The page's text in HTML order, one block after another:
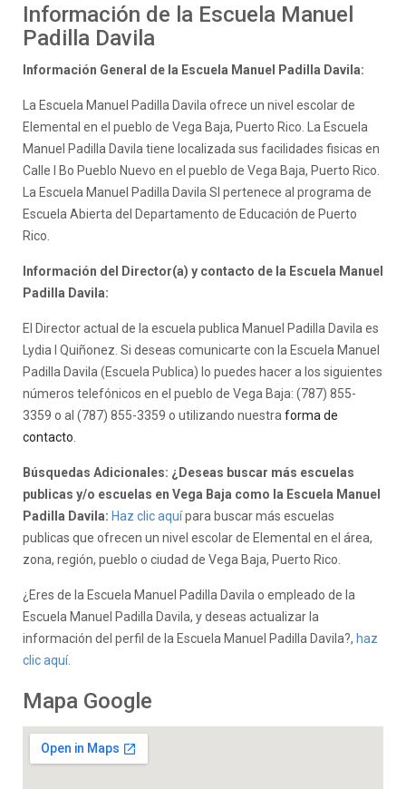
Información de la Escuela Manuel
Padilla Davila
Información General de la Escuela Manuel Padilla Davila:
La Escuela Manuel Padilla Davila ofrece un nivel escolar de
Elemental en el pueblo de Vega Baja, Puerto Rico. La Escuela
Manuel Padilla Davila tiene localizada sus facilidades fisicas en
Calle I Bo Pueblo Nuevo en el pueblo de Vega Baja, Puerto Rico.
La Escuela Manuel Padilla Davila SI pertenece al programa de
Escuela Abierta del Departamento de Educación de Puerto
Rico.
Información del Director(a) y contacto de la Escuela Manuel
Padilla Davila:
El Director actual de la escuela publica Manuel Padilla Davila es
Lydia I Quiñonez. Si deseas comunicarte con la Escuela Manuel
Padilla Davila (Escuela Publica) lo puedes hacer a los siguientes
números telefónicos en el pueblo de Vega Baja: (787) 855-
3359 o al (787) 855-3359 o utilizando nuestra forma de
contacto
Búsquedas Adicionales: ¿Deseas buscar más escuelas
publicas y/o escuelas en Vega Baja como la Escuela Manuel
Padilla Davila: Haz clic aquípara buscar más escuelas
publicas que ofrecen un nivel escolar de Elemental en el área,
zona, región, pueblo o ciudad de Vega Baja, Puerto Rico.
¿Eres de la Escuela Manuel Padilla Davila o empleado de la
Escuela Manuel Padilla Davila, y deseas actualizar la
información del perfil de la Escuela Manuel Padilla Davila?, haz
clic aquí.
Mapa Google